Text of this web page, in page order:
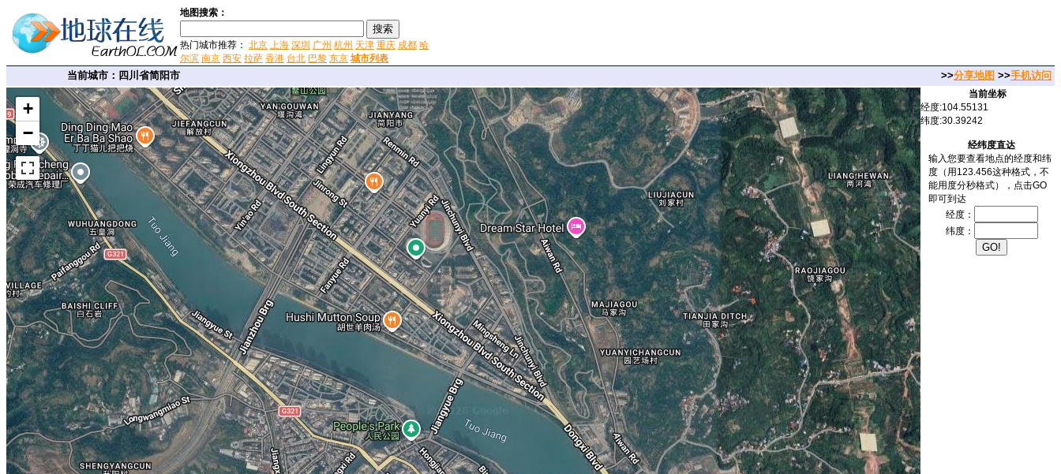
地图搜索：
热门城市推荐： 北京 上海 深圳 广州 杭州 天津 重庆 成都 哈
尔滨 南京 西安 拉萨 香港 台北 巴黎 东京 城市列表
当前城市：四川省简阳市 >>分享地图 >>手机访问
+
−
当前坐标
经度:104.55131
纬度:30.39242
经纬度直达
输入您要查看地点的经度和纬
度（用123.456这种格式，不
能用度分秒格式），点击GO
即可到达
经度：
纬度：